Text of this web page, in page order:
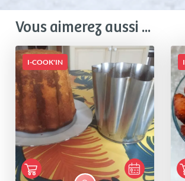
Vous aimerez aussi ...
I-COOK'IN